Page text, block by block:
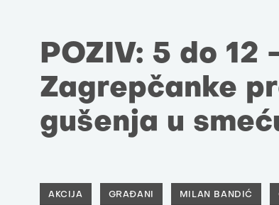
POZIV: 5 do
Zagrepčanke
gušenja u
AKCIJA GRAĐANI MILAN BANDIĆ